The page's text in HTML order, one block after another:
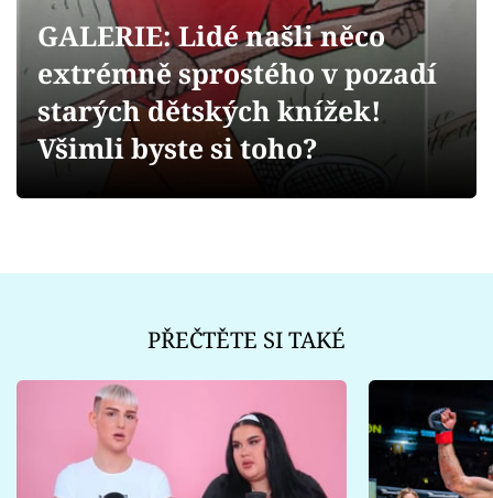
Videa
Sledujte prima+
GALERIE: Lidé našli něco
extrémně sprostého v pozadí
starých dětských knížek!
Všimli byste si toho?
PŘEČTĚTE SI TAKÉ